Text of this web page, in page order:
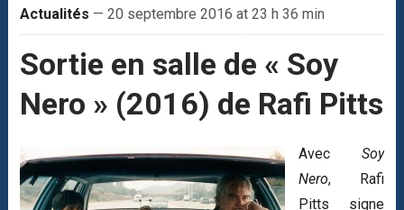
Actualités — 20 septembre 2016 at 23 h 36 min
Sortie en salle de « Soy
Nero » (2016) de Rafi Pitts
AvecSoy
Nero, Rafi
Pitts signe